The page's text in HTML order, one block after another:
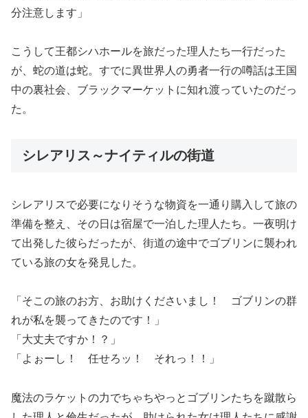
分注意します」
こうして王都シハホールを旅だった理人たち一行だった
が、蛇の道は蛇。すでに異世界人の勇者一行の噂話は王国
中の裏社会、ブラックマーケットに知れ渡っていたのだっ
た。
シレアリス～ナイティルの街道
シレアリスで必要になりそうな物資を一通り購入して旅の
準備を整え、その日は宿屋で一泊した理人たち。一夜明け
て出発した彼らだったが、街道の途中でゴブリンに襲われ
ている旅の女を発見した。
「そこの旅のお方、お助けくださいまし！ ゴブリンの群
れが私を襲ってきたのです！」
「大丈夫ですか！？」
「よぉーし！ 任せろッ！ それっ！！」
魔法のラケットの力でちゃちやっとゴブリンたちを蹴散ら